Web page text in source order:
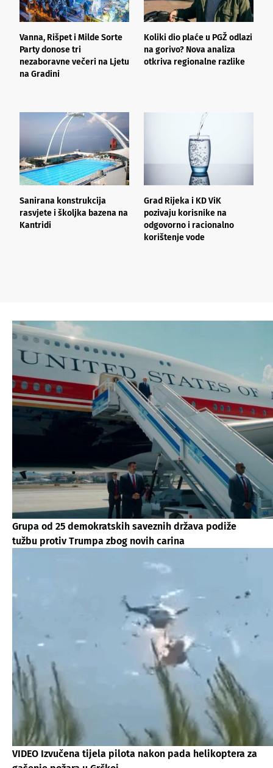
Vanna, Rišpet i Milde Sorte
Party donose tri
nezaboravne večeri na Ljetu
na Gradini
Koliki dio plaće u PGŽ odlazi
na gorivo? Nova analiza
otkriva regionalne razlike​
Sanirana konstrukcija
rasvjete i školjka bazena na
Kantridi
Grad Rijeka i KD ViK
pozivaju korisnike na
odgovorno i racionalno
korištenje vode
Grupa od 25 demokratskih saveznih država podiže
tužbu protiv Trumpa zbog novih carina
VIDEO Izvučena tijela pilota nakon pada helikoptera za